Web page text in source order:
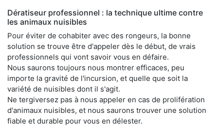
Dératiseur professionnel : la technique ultime contre
les animaux nuisibles
Pour éviter de cohabiter avec des rongeurs, la bonne
solution se trouve être d'appeler dès le début, de vrais
professionnels qui vont savoir vous en défaire.
Nous saurons toujours nous montrer efficaces, peu
importe la gravité de l'incursion, et quelle que soit la
variété de nuisibles dont il s'agit.
Ne tergiversez pas à nous appeler en cas de prolifération
d'animaux nuisibles, et nous saurons trouver une solution
fiable et durable pour vous en délester.